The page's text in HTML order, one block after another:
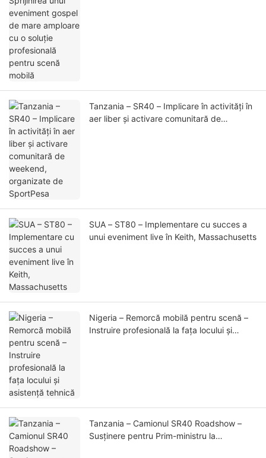
Tanzania – SR40 – Implicare în activități în
aer liber și activare comunitară de
SUA – ST80 – Implementare cu succes a
unui eveniment live în Keith, Massachusetts
Nigeria – Remorcă mobilă pentru scenă –
Instruire profesională la fața locului și
Tanzania – Camionul SR40 Roadshow –
Susținere pentru Prim-ministru la